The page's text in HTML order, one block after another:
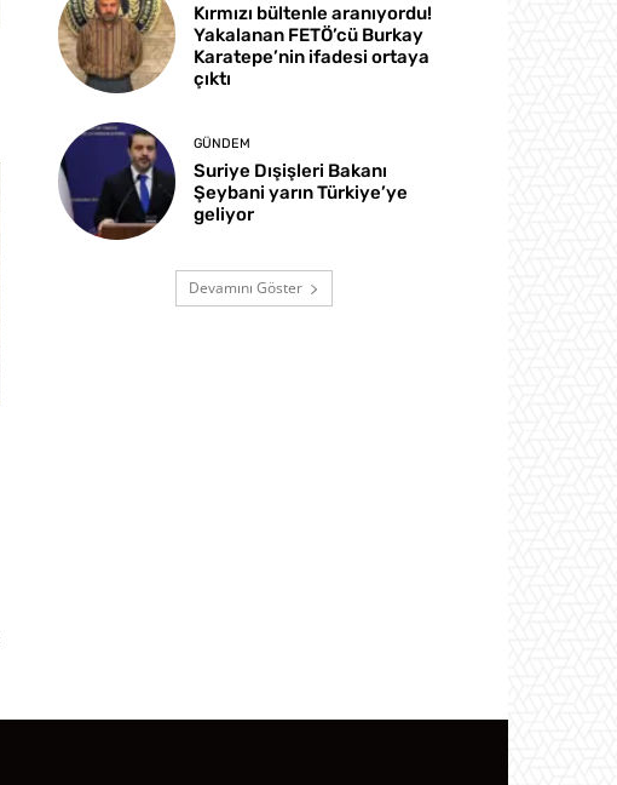
Kırmızı bültenle aranıyordu!
Yakalanan FETÖ’cü Burkay
Karatepe’nin ifadesi ortaya
çıktı
GÜNDEM
Suriye Dışişleri Bakanı
Şeybani yarın Türkiye’ye
geliyor
Devamını Göster